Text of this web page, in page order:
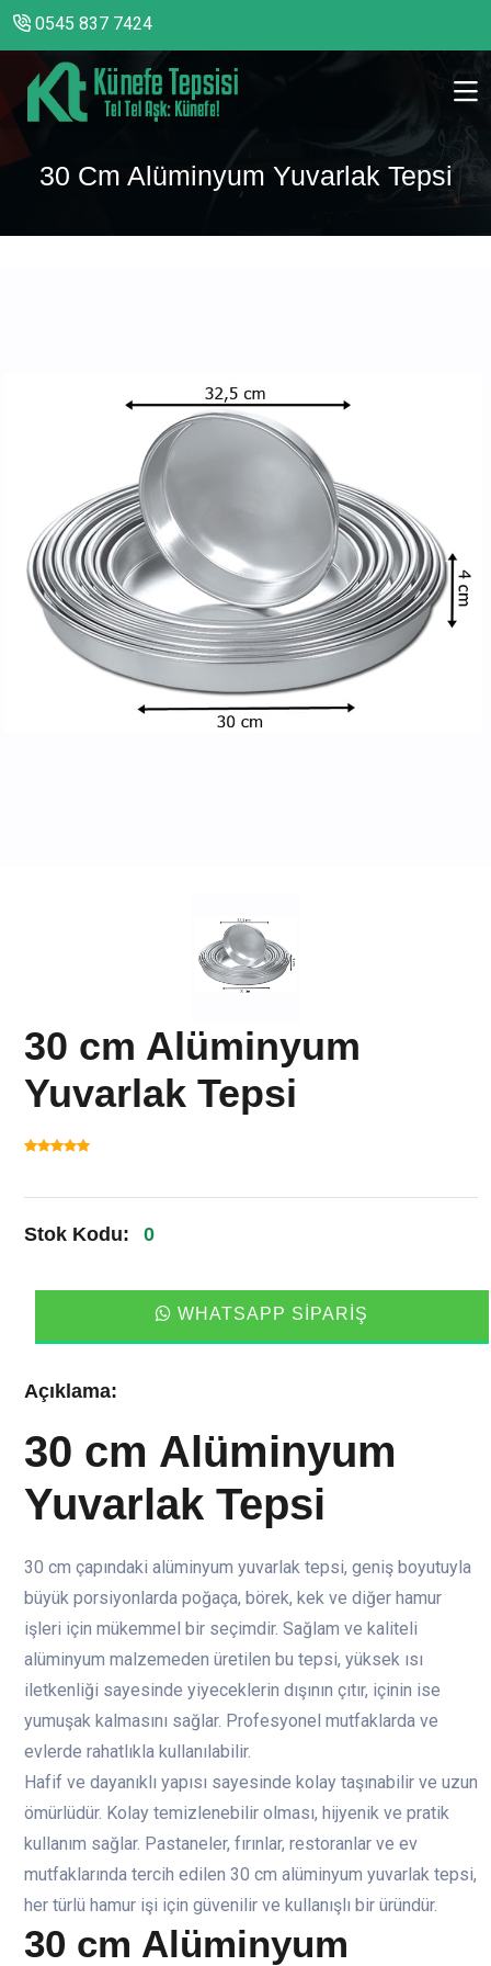
0545 837 7424
30 Cm Alüminyum Yuvarlak Tepsi
30 cm Alüminyum
Yuvarlak Tepsi
Stok Kodu: 0
WHATSAPP SIPARIŞ
Açıklama:
30 cm Alüminyum
Yuvarlak Tepsi
30 cm çapındaki alüminyum yuvarlak tepsi, geniş boyutuyla
büyük porsiyonlarda poğaça, börek, kek ve diğer hamur
işleri için mükemmel bir seçimdir. Sağlam ve kaliteli
alüminyum malzemeden üretilen bu tepsi, yüksek ısı
iletkenliği sayesinde yiyeceklerin dışının çıtır, içinin ise
yumuşak kalmasını sağlar. Profesyonel mutfaklarda ve
evlerde rahatlıkla kullanılabilir.
Hafif ve dayanıklı yapısı sayesinde kolay taşınabilir ve uzun
ömürlüdür. Kolay temizlenebilir olması, hijyenik ve pratik
kullanım sağlar. Pastaneler, fırınlar, restoranlar ve ev
mutfaklarında tercih edilen 30 cm alüminyum yuvarlak tepsi,
her türlü hamur işi için güvenilir ve kullanışlı bir üründür.
30 cm Alüminyum